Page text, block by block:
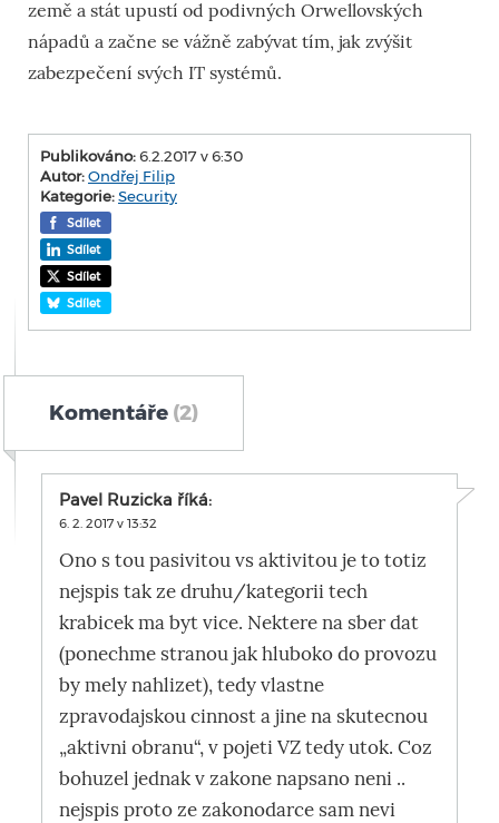
země a stát upustí od podivných Orwellovských
nápadů a začne se vážně zabývat tím, jak zvýšit
zabezpečení svých IT systémů.
Publikováno:6.2.2017 v 6:30
Autor:Ondřej Filip
Kategorie:Security
Sdílet
Sdílet
Sdílet
Sdílet
Komentáře (2)
Pavel Ruzicka říká:
6. 2. 2017 v 13:32
Ono s tou pasivitou vs aktivitou je to totiz
nejspis tak ze druhu/kategorii tech
krabicek ma byt vice. Nektere na sber dat
(ponechme stranou jak hluboko do provozu
by mely nahlizet), tedy vlastne
zpravodajskou cinnost a jine na skutecnou
„aktivni obranu“, v pojeti VZ tedy utok. Coz
bohuzel jednak v zakone napsano neni ..
nejspis proto ze zakonodarce sam nevi